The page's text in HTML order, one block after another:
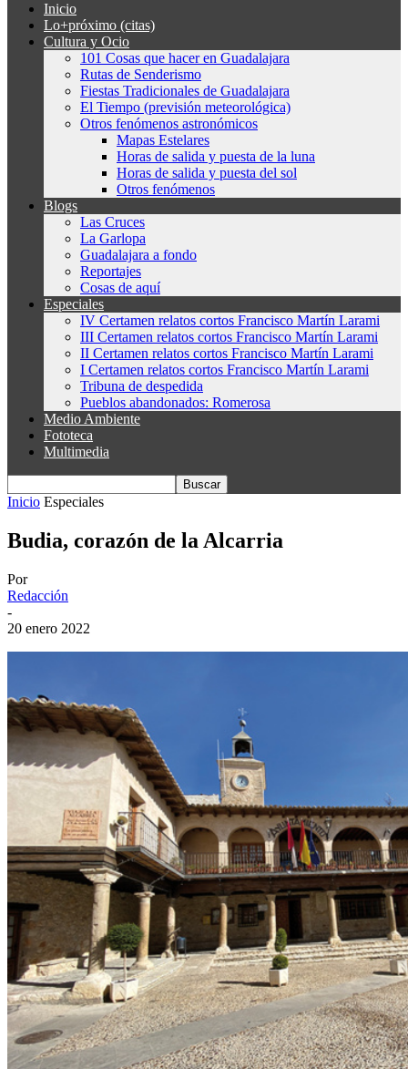
Inicio
Lo+próximo (citas)
Cultura y Ocio
101 Cosas que hacer en Guadalajara
Rutas de Senderismo
Fiestas Tradicionales de Guadalajara
El Tiempo (previsión meteorológica)
Otros fenómenos astronómicos
Mapas Estelares
Horas de salida y puesta de la luna
Horas de salida y puesta del sol
Otros fenómenos
Blogs
Las Cruces
La Garlopa
Guadalajara a fondo
Reportajes
Cosas de aquí
Especiales
IV Certamen relatos cortos Francisco Martín Larami
III Certamen relatos cortos Francisco Martín Larami
II Certamen relatos cortos Francisco Martín Larami
I Certamen relatos cortos Francisco Martín Larami
Tribuna de despedida
Pueblos abandonados: Romerosa
Medio Ambiente
Fototeca
Multimedia
Inicio Especiales
Budia, corazón de la Alcarria
Por
Redacción
-
20 enero 2022